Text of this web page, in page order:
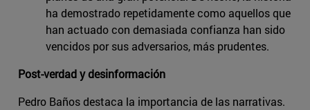
ha demostrado repetidamente como aquellos que
han actuado con demasiada confianza han sido
vencidos por sus adversarios, más prudentes.
Post-verdad y desinformación
Pedro Baños destaca la importancia de las narrativas.